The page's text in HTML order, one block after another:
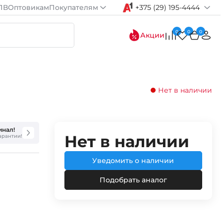
ОптовикамПокупателям +375 (29) 195-4444
Акции 0 0 0
Нет в наличии
Нет в наличии
Уведомить о наличии
Подобрать аналог